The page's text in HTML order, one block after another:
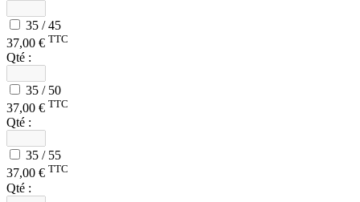
35 / 45
37,00 € TTC
Qté :
35 / 50
37,00 € TTC
Qté :
35 / 55
37,00 € TTC
Qté :